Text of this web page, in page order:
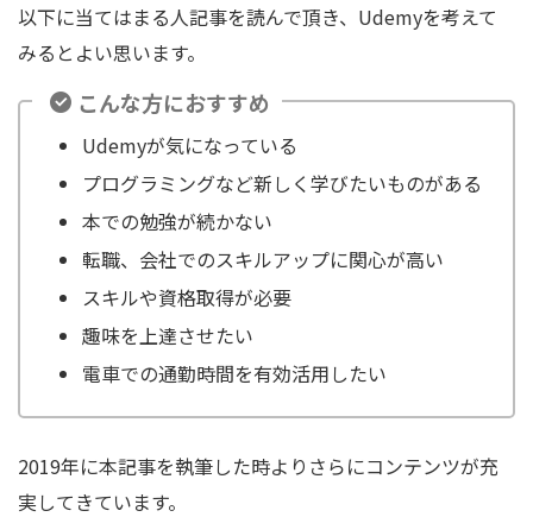
以下に当てはまる人記事を読んで頂き、Udemyを考えて
みるとよい思います。
こんな方におすすめ
Udemyが気になっている
プログラミングなど新しく学びたいものがある
本での勉強が続かない
転職、会社でのスキルアップに関心が高い
スキルや資格取得が必要
趣味を上達させたい
電車での通勤時間を有効活用したい
2019年に本記事を執筆した時よりさらにコンテンツが充
実してきています。